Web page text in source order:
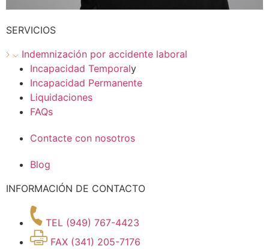
SERVICIOS
Indemnización por accidente laboral
Incapacidad Temporaly
Incapacidad Permanente
Liquidaciones
FAQs
Contacte con nosotros
Blog
INFORMACIÓN DE CONTACTO
TEL (949) 767-4423
FAX (341) 205-7176